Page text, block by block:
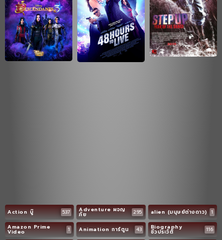
Action บู๊ 537 Adventure ผจญ
ภัย 295 alien (มนุษย์ต่างดาว) 1
Amazon Prime
Video 1 Animation การ์ตูน 43 Biography
ชีวประวัติ
116